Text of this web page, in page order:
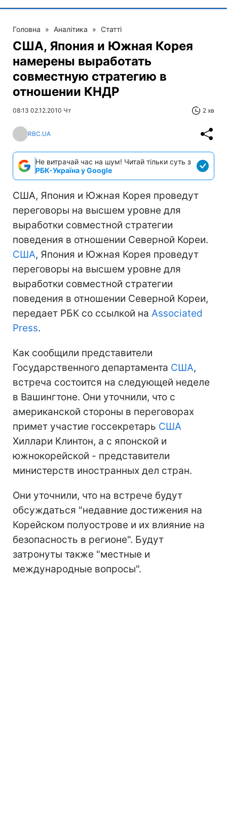
Головна » Аналітика » Статті
США, Япония и Южная Корея
намерены выработать
совместную стратегию в
отношении КНДР
08:13 02.12.2010 Чт 2 хв
RBC.UA
Не витрачай час на шум! Читай тільки суть з
РБК-Україна у Google
США, Япония и Южная Корея проведут
переговоры на высшем уровне для
выработки совместной стратегии
поведения в отношении Северной Кореи.
США, Япония и Южная Корея проведут
переговоры на высшем уровне для
выработки совместной стратегии
поведения в отношении Северной Кореи,
передает РБК со ссылкой на Associated
Press.
Как сообщили представители
Государственного департамента США,
встреча состоится на следующей неделе
в Вашингтоне. Они уточнили, что с
американской стороны в переговорах
примет участие госсекретарь США
Хиллари Клинтон, а с японской и
южнокорейской - представители
министерств иностранных дел стран.
Они уточнили, что на встрече будут
обсуждаться "недавние достижения на
Корейском полуострове и их влияние на
безопасность в регионе". Будут
затронуты также "местные и
международные вопросы".